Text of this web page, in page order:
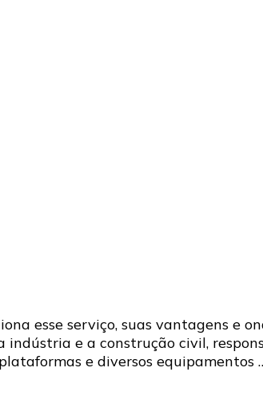
esse serviço, suas vantagens e
e a construção civil,
e diversos equipamentos